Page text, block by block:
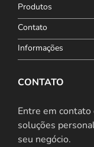
Produtos
Contato
Informações
CONTATO
Entre em contato
soluções
seu negócio.